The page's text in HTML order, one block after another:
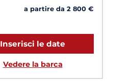
a partire da 2 800 €
Inserisci le date
Vedere la barca